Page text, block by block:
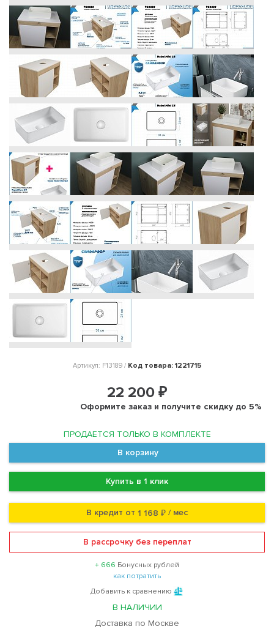
Артикул: F13189 / Код товара: 1221715
22 200 ₽
Оформите заказ и получите скидку до 5%
ПРОДАЕТСЯ ТОЛЬКО В КОМПЛЕКТЕ
В корзину
Купить в 1 клик
В кредит от 1 168 ₽ / мес
В рассрочку без переплат
+ 666 Бонусных рублей
как потратить
Добавить к сравнению
В НАЛИЧИИ
Доставка по Москве